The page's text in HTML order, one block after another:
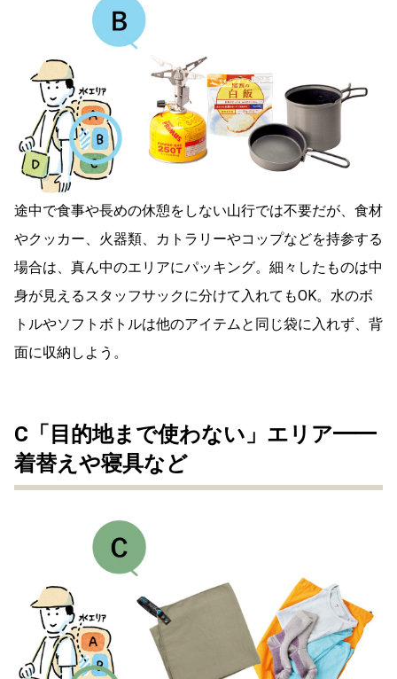
途中で食事や長めの休憩をしない山行では不要だが、食材
やクッカー、火器類、カトラリーやコップなどを持参する
場合は、真ん中のエリアにパッキング。細々したものは中
身が見えるスタッフサックに分けて入れてもOK。水のボ
トルやソフトボトルは他のアイテムと同じ袋に入れず、背
面に収納しよう。
C「目的地まで使わない」エリア━━
着替えや寝具など